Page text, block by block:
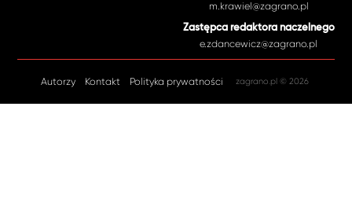
m.krawiel@zagrano.pl
Zastępca redaktora naczelnego
e.zdancewicz@zagrano.pl
Autorzy Kontakt Polityka prywatności zagrano.pl © 2026